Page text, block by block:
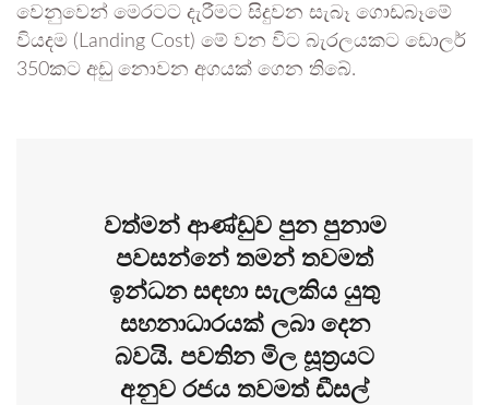
වෙනුවෙන් මෙරටට දැරීමට සිදුවන සැබෑ ගොඩබෑමේ
වියදම (Landing Cost) මේ වන විට බැරලයකට ඩොලර්
350කට අඩු නොවන අගයක් ගෙන තිබේ.
වත්මන් ආණ්ඩුව පුන පුනාම
පවසන්නේ තමන් තවමත්
ඉන්ධන සඳහා සැලකිය යුතු
සහනාධාරයක් ලබා දෙන
බවයි. පවතින මිල සූත්‍රයට
අනුව රජය තවමත් ඩීසල්